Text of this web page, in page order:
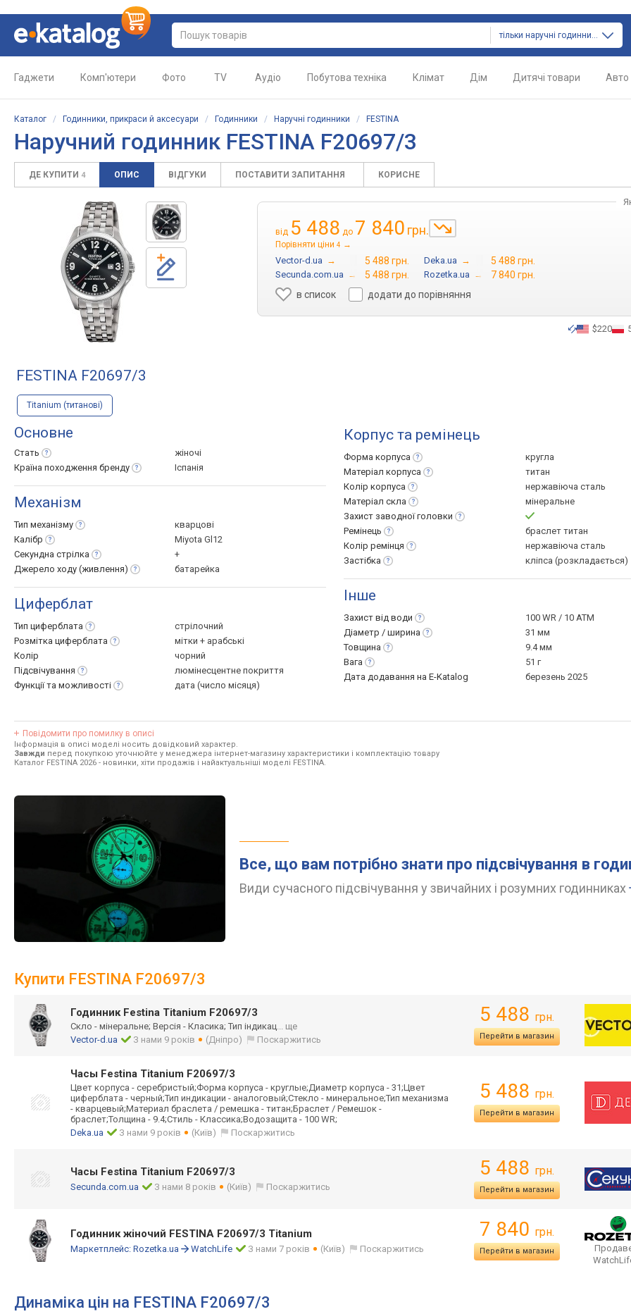
тільки наручні годинники
Гаджети Комп'ютери Фото TV Аудіо Побутова техніка Клімат Дім Дитячі товари Авто
Каталог / Годинники, прикраси й аксесуари / Годинники / Наручні годинники / FESTINA
Наручний годинник FESTINA F20697/3
ДЕ КУПИТИ 4 ОПИС ВІДГУКИ ПОСТАВИТИ ЗАПИТАННЯ КОРИСНЕ
від 5 488 до 7 840 грн.
Порівняти ціни 4 →
Vector-d.ua → 5 488 грн. Deka.ua → 5 488 грн.
Secunda.com.ua → 5 488 грн. Rozetka.ua →
7 840 грн.
в список
додати до порівняння
$220
FESTINA F20697/3
Titanium (титанові)
Основне
Стать
жіночі
Країна походження бренду Іспанія
Механізм
Тип механізму
кварцові
Калібр
Miyota Gl12
Секундна стрілка
+
Джерело ходу (живлення) батарейка
Циферблат
Тип циферблата
стрілочний
Розмітка циферблата
мітки + арабські
Колір
чорний
Підсвічування
люмінесцентне покриття
Функції та можливості дата (число місяця)
Корпус та ремінець
Форма корпуса
кругла
Матеріал корпуса
титан
Колір корпуса
нержавіюча сталь
Матеріал скла
мінеральне
Захист заводноїголовки
Ремінець
браслет титан
Колір ремінця
нержавіюча сталь
Застібка
кліпса (розкладається)
Інше
Захист від води
100 WR / 10 ATM
Діаметр / ширина
31 мм
Товщина
9.4 мм
Вага
51 г
Дата додавання на E-Katalog
березень 2025
Повідомити про помилку в описі
Інформація в описі моделі носить довідковий характер.
Завжди перед покупкою уточнюйте у менеджера інтернет-магазину характеристики і комплектацію товару
Каталог FESTINA 2026 - новинки, хіти продажів і найактуальніші моделі FESTINA.
Все, що вам потрібно знати про підсвічування в
Види сучасного підсвічування у звичайних і розумних годинниках
Купити FESTINA F20697/3
Годинник Festina Titanium F20697/3
Скло - мінеральне; Версія - Класика; Тип індикац... ще
Vector-d.ua
З нами 9 років (Дніпро) Поскаржитись
5 488 грн.
Перейти в магазин
Часы Festina Titanium F20697/3
Цвет корпуса - серебристый;Форма корпуса - круглые;Диаметр корпуса - 31;Цвет
циферблата - черный;Тип индикации - аналоговый;Стекло - минеральное;Тип механизма
- кварцевый;Материал браслета / ремешка - титан;Браслет / Ремешок -
браслет;Толщина - 9.4;Стиль - Классика;Водозащита - 100 WR;
Deka.ua
З нами 9 років (Київ) Поскаржитись
5 488 грн.
Перейти в магазин
Часы Festina Titanium F20697/3
Secunda.com.ua З нами 8 років (Київ) Поскаржитись
5 488 грн.
Перейти в магазин
Годинник жіночий FESTINA F20697/3 Titanium
Маркетплейс: Rozetka.ua WatchLife З нами 7 років (Київ) Поскаржитись
7 840 грн.
Перейти в магазин
Динаміка цін на FESTINA F20697/3